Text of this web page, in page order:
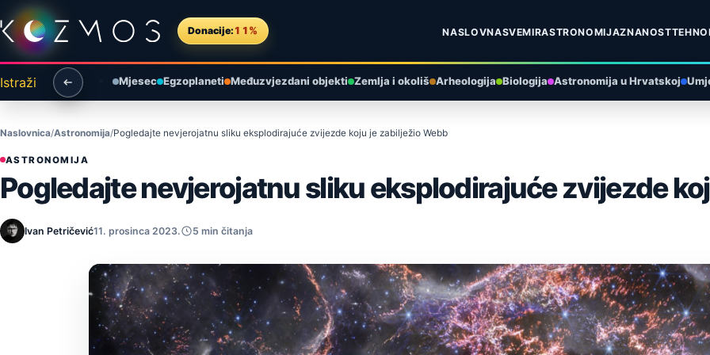
Preskoči na sadržaj
Donacije: 11% NASLOVNASVEMIRASTRONOMIJAZNANOST
Istraži Mjesec Egzoplaneti Međuzvjezdani objekti Zemlja i okoliš Arheologija Biologija Astronomija u Hrvatskoj
Naslovnica Astronomija Pogledajte nevjerojatnu sliku eksplodirajuće zvijezde koju je zabilježio Webb
ASTRONOMIJA
Pogledajte nevjerojatnu sliku eksplodirajuće zvijezde
Ivan Petričević11. prosinca 2023. 5 min čitanja